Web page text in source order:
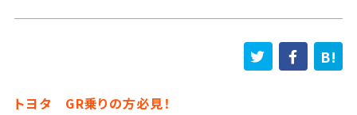
トヨタ GR乗りの方必見！